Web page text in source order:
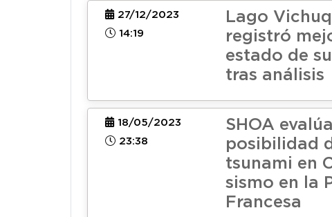
27/12/2023
14:19
Lago
registró
estado de
tras análisis
18/05/2023
23:38
SHOA evalúa
posibilidad
tsunami en
sismo en la
Francesa